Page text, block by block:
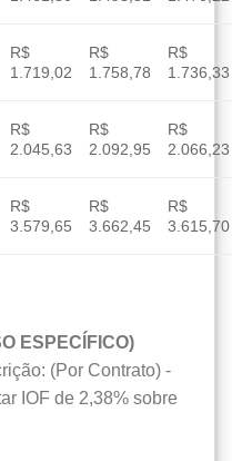
R$
1.719,02
R$
1.758,78
R$
1.736,33
R$
2.045,63
R$
2.092,95
R$
2.066,23
R$
3.579,65
R$
3.662,45
R$
3.615,70
ESPECÍFICO)
(Por Contrato) -
IOF de 2,38% sobre